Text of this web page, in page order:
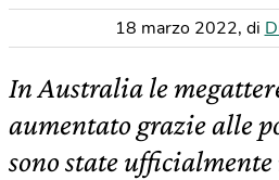
18 marzo 2022, di
In Australia le
aumentato grazie alle
sono state